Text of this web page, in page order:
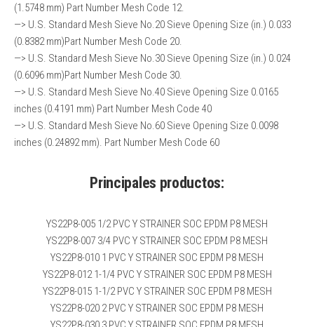
(1.5748 mm) Part Number Mesh Code 12.
—> U.S. Standard Mesh Sieve No.20 Sieve Opening Size (in.) 0.033
(0.8382 mm)Part Number Mesh Code 20.
—> U.S. Standard Mesh Sieve No.30 Sieve Opening Size (in.) 0.024
(0.6096 mm)Part Number Mesh Code 30.
—> U.S. Standard Mesh Sieve No.40 Sieve Opening Size 0.0165
inches (0.4191 mm) Part Number Mesh Code 40
—> U.S. Standard Mesh Sieve No.60 Sieve Opening Size 0.0098
inches (0.24892 mm). Part Number Mesh Code 60
Principales productos:
YS22P8-005 1/2 PVC Y STRAINER SOC EPDM P8 MESH
YS22P8-007 3/4 PVC Y STRAINER SOC EPDM P8 MESH
YS22P8-010 1 PVC Y STRAINER SOC EPDM P8 MESH
YS22P8-012 1-1/4 PVC Y STRAINER SOC EPDM P8 MESH
YS22P8-015 1-1/2 PVC Y STRAINER SOC EPDM P8 MESH
YS22P8-020 2 PVC Y STRAINER SOC EPDM P8 MESH